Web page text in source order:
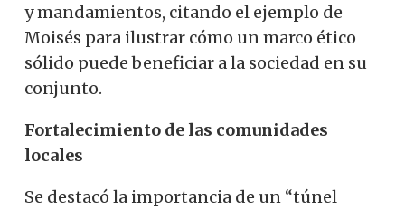
y mandamientos, citando el ejemplo de
Moisés para ilustrar cómo un marco ético
sólido puede beneficiar a la sociedad en su
conjunto.
Fortalecimiento de las comunidades
locales
Se destacó la importancia de un “túnel